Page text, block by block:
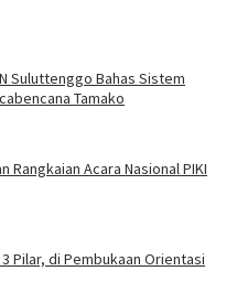
Suluttenggo Bahas Sistem
Tamako
Rangkaian Acara Nasional PIKI
Pilar, di Pembukaan Orientasi